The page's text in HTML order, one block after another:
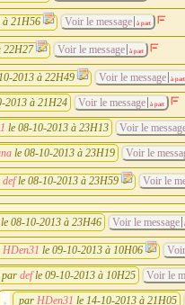
à 21H56 Voir le message à part
22H27 Voir le message à part
2013 à 22H49 Voir le message à part
2013 à 21H24 Voir le message à part
le 08-10-2013 à 23H13 Voir le
le 08-10-2013 à 23H19 Voir le
def le 08-10-2013 à 23H59 Voir le
le 08-10-2013 à 23H46 Voir le message
HDen31 le 09-10-2013 à 10H06
par def le 09-10-2013 à 10H25 Voir le
par HDen31 le 14-10-2013 à 21H05